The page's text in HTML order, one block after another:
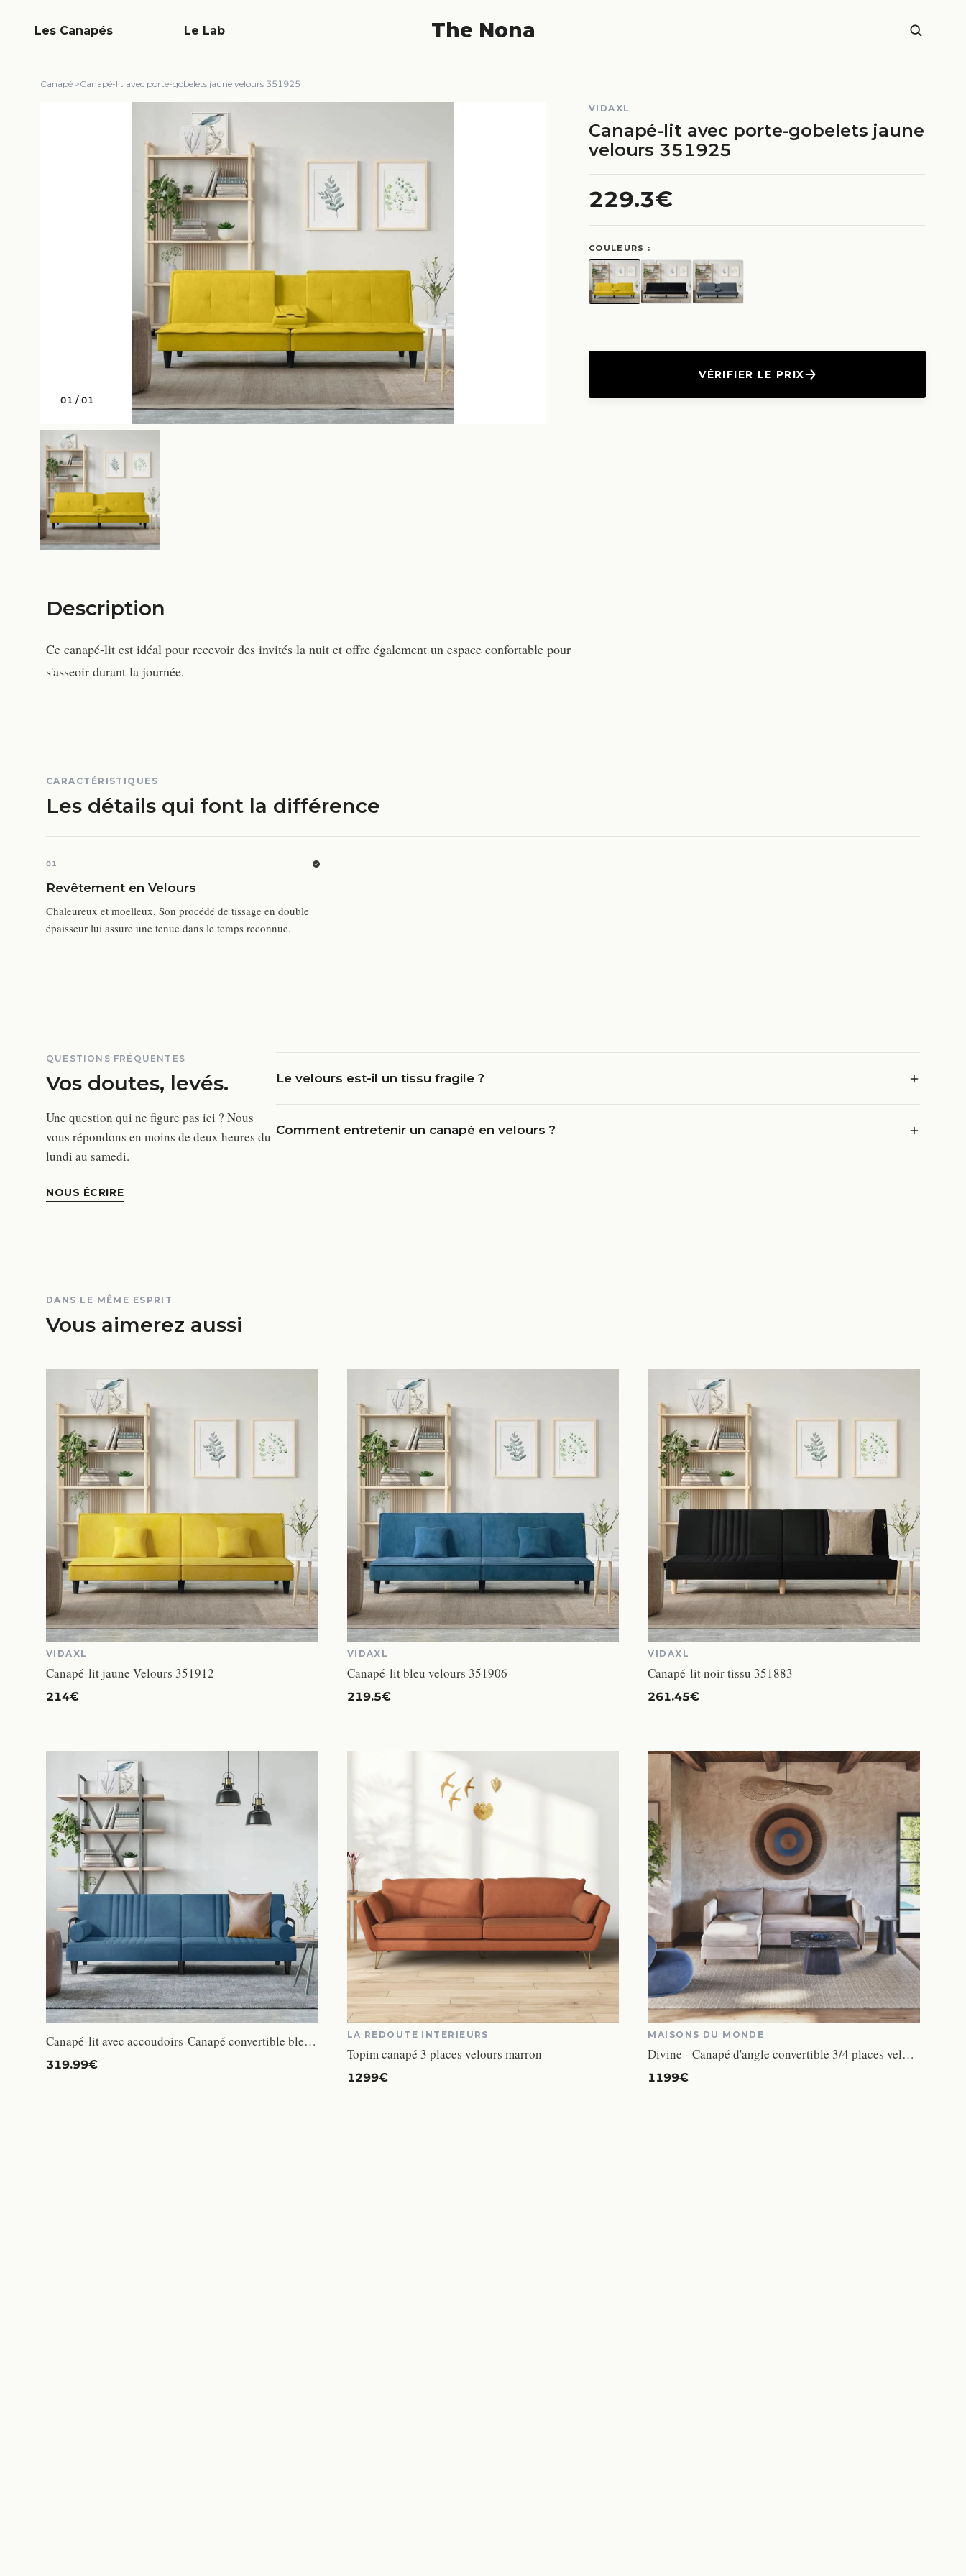
The Nona
Les Canapés Le Lab
Canapé >Canapé-lit avec porte-gobelets jaune velours 351925
01 /01
VIDAXL
Canapé-lit avec porte-gobelets jaune
velours 351925
229.3€
COULEURS :
VÉRIFIER LE PRIX
Description
Ce canapé-lit est idéal pour recevoir des invités la nuit et offre également un espace confortable pour
s'asseoir durant la journée.
CARACTÉRISTIQUES
Les détails qui font la différence
01
Revêtement en Velours
Chaleureux et moelleux. Son procédé de tissage en double
épaisseur lui assure une tenue dans le temps reconnue.
QUESTIONS FRÉQUENTES
Vos doutes, levés.
Une question qui ne figure pas ici ? Nous
vous répondons en moins de deux heures du
lundi au samedi.
NOUS ÉCRIRE
Le velours est-il un tissu fragile ?
Comment entretenir un canapé en velours ?
DANS LE MÊME ESPRIT
Vous aimerez aussi
VIDAXL
Canapé-lit jaune Velours 351912
214€
VIDAXL
Canapé-lit bleu velours 351906
219.5€
VIDAXL
Canapé-lit noir tissu 351883
261.45€
Canapé-lit avec accoudoirs-Canapé convertible bleu velours
319.99€
LA REDOUTE INTERIEURS
Topim canapé 3 places velours marron
1299€
MAISONS DU MONDE
Divine - Canapé d'angle convertible 3/4 places velours beige
1199€